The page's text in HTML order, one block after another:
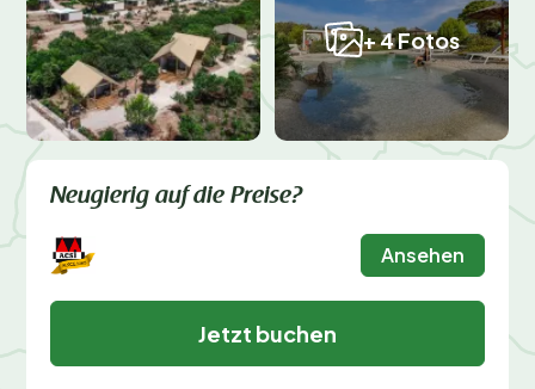
+ 4 Fotos
Neugierig auf die Preise?
Ansehen
Jetzt buchen